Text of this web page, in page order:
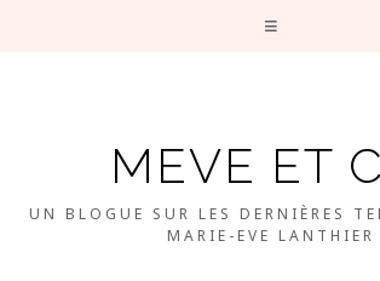
MEVE ET
UN BLOGUE SUR LES DERNIÈRES
MARIE-EVE LANTHIER